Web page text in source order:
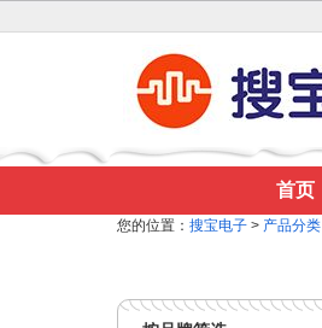
首页
您的位置： 搜宝电子 > 产品分类